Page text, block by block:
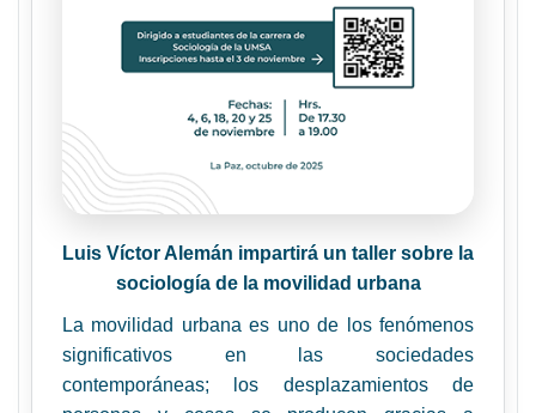
Luis Víctor Alemán impartirá un taller sobre la
sociología de la movilidad urbana
La movilidad urbana es uno de los fenómenos
significativos en las sociedades
contemporáneas; los desplazamientos de